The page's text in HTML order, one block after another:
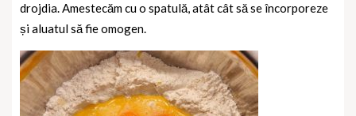
drojdia. Amestecăm cu o spatulă, atât cât să se încorporeze
și aluatul să fie omogen.